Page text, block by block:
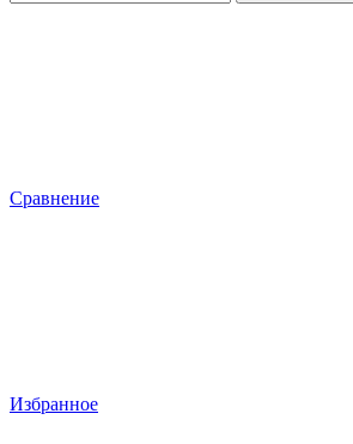
Сравнение
Избранное